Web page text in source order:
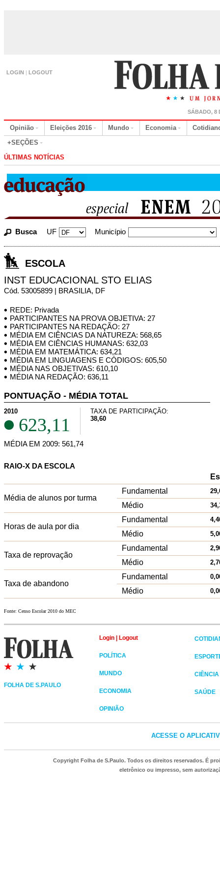
LOGIN | LOGOUT
SÁBADO, 8
Opinião Eleições 2016 Mundo Economia
+SEÇÕES
ÚLTIMAS NOTÍCIAS
Busca UF Município
ESCOLA
INST EDUCACIONAL STO ELIAS
Cód. 53005899 | BRASILIA, DF
REDE: Privada
PARTICIPANTES NA PROVA OBJETIVA: 27
PARTICIPANTES NA REDAÇÃO: 27
MÉDIA EM CIÊNCIAS DA NATUREZA: 568,65
MÉDIA EM CIÊNCIAS HUMANAS: 632,03
MÉDIA EM MATEMÁTICA: 634,21
MÉDIA EM LINGUAGENS E CÓDIGOS: 605,50
MÉDIA NAS OBJETIVAS: 610,10
MÉDIA NA REDAÇÃO: 636,11
PONTUAÇÃO - MÉDIA TOTAL
2010
623,11
TAXA DE PARTICIPAÇÃO:
38,60
MÉDIA EM 2009: 561,74
RAIO-X DA ESCOLA
Média de alunos por turma
Fundamental
Médio
Horas de aula por dia
Fundamental
Médio
Taxa de reprovação
Fundamental
Médio
Taxa de abandono
Fundamental
Médio
Fonte: Censo Escolar 2010 do MEC
FOLHA DE S.PAULO
Login Logout
POLÍTICA
MUNDO
ECONOMIA
OPINIÃO
CIÊNCIA
SAÚDE
ACESSE O
Copyright Folha de S.Paulo. Todos os direitos reservados. É
eletrônico ou impresso, sem